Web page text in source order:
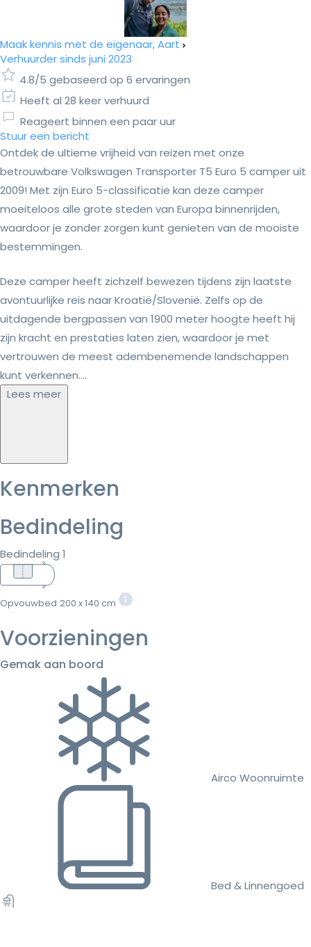
Maak kennis met de eigenaar, Aart
Verhuurder sinds juni 2023
4.8/5 gebaseerd op 6 ervaringen
Heeft al 28 keer verhuurd
Reageert binnen een paar uur
Stuur een bericht
Ontdek de ultieme vrijheid van reizen met onze
betrouwbare Volkswagen Transporter T5 Euro 5 camper uit
2009! Met zijn Euro 5-classificatie kan deze camper
moeiteloos alle grote steden van Europa binnenrijden,
waardoor je zonder zorgen kunt genieten van de mooiste
bestemmingen.
Deze camper heeft zichzelf bewezen tijdens zijn laatste
avontuurlijke reis naar Kroatië/Slovenië. Zelfs op de
uitdagende bergpassen van 1900 meter hoogte heeft hij
zijn kracht en prestaties laten zien, waardoor je met
vertrouwen de meest adembenemende landschappen
kunt verkennen....
Lees meer
Kenmerken
Bedindeling
Bedindeling 1
Opvouwbed 200 x 140 cm
Voorzieningen
Gemak aan boord
Airco Woonruimte
Bed & Linnengoed